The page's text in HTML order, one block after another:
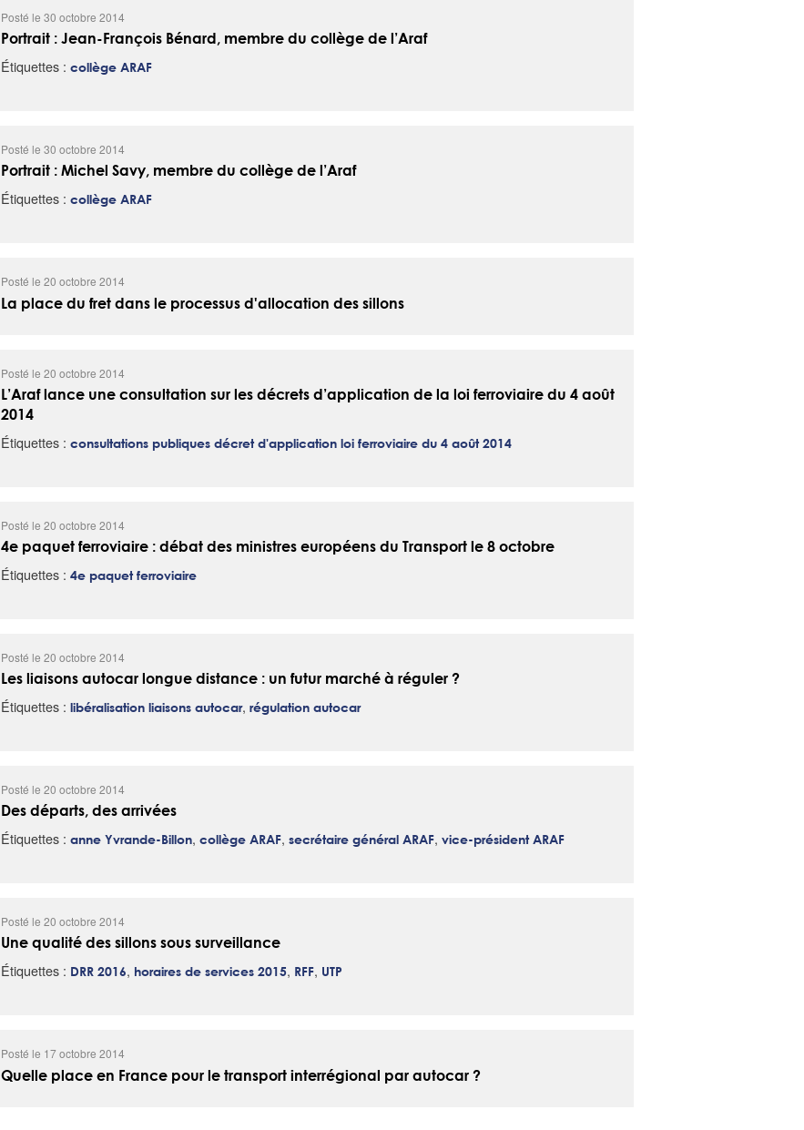
Posté le 30 octobre 2014
Portrait : Jean-François Bénard, membre du collège de l’Araf
Étiquettes : collège ARAF
Posté le 30 octobre 2014
Portrait : Michel Savy, membre du collège de l’Araf
Étiquettes : collège ARAF
Posté le 20 octobre 2014
La place du fret dans le processus d'allocation des sillons
Posté le 20 octobre 2014
L’Araf lance une consultation sur les décrets d’application de la loi ferroviaire du 4 août
2014
Étiquettes : consultations publiques décret d'application loi ferroviaire du 4 août 2014
Posté le 20 octobre 2014
4e paquet ferroviaire : débat des ministres européens du Transport le 8 octobre
Étiquettes : 4e paquet ferroviaire
Posté le 20 octobre 2014
Les liaisons autocar longue distance : un futur marché à réguler ?
Étiquettes : libéralisation liaisons autocar, régulation autocar
Posté le 20 octobre 2014
Des départs, des arrivées
Étiquettes : anne Yvrande-Billon, collège ARAF, secrétaire général ARAF, vice-président ARAF
Posté le 20 octobre 2014
Une qualité des sillons sous surveillance
Étiquettes : DRR 2016, horaires de services 2015, RFF, UTP
Posté le 17 octobre 2014
Quelle place en France pour le transport interrégional par autocar ?